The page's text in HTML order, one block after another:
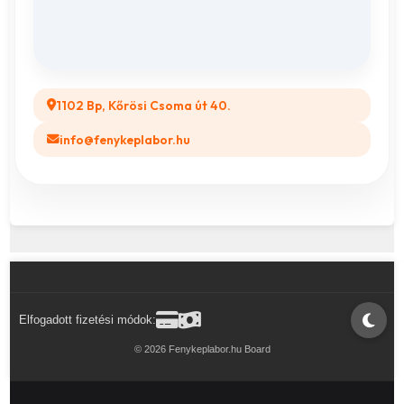
1102 Bp, Kőrösi Csoma út 40.
info@fenykeplabor.hu
Elfogadott fizetési módok:
© 2026 Fenykeplabor.hu Board